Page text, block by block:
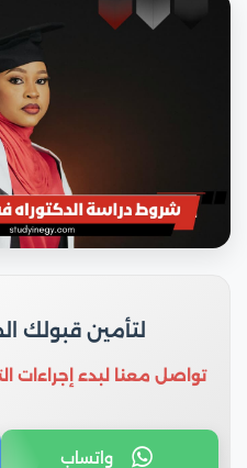
لتأمين قبولك
تواصل معنا لبدء إجراءات
واتساب